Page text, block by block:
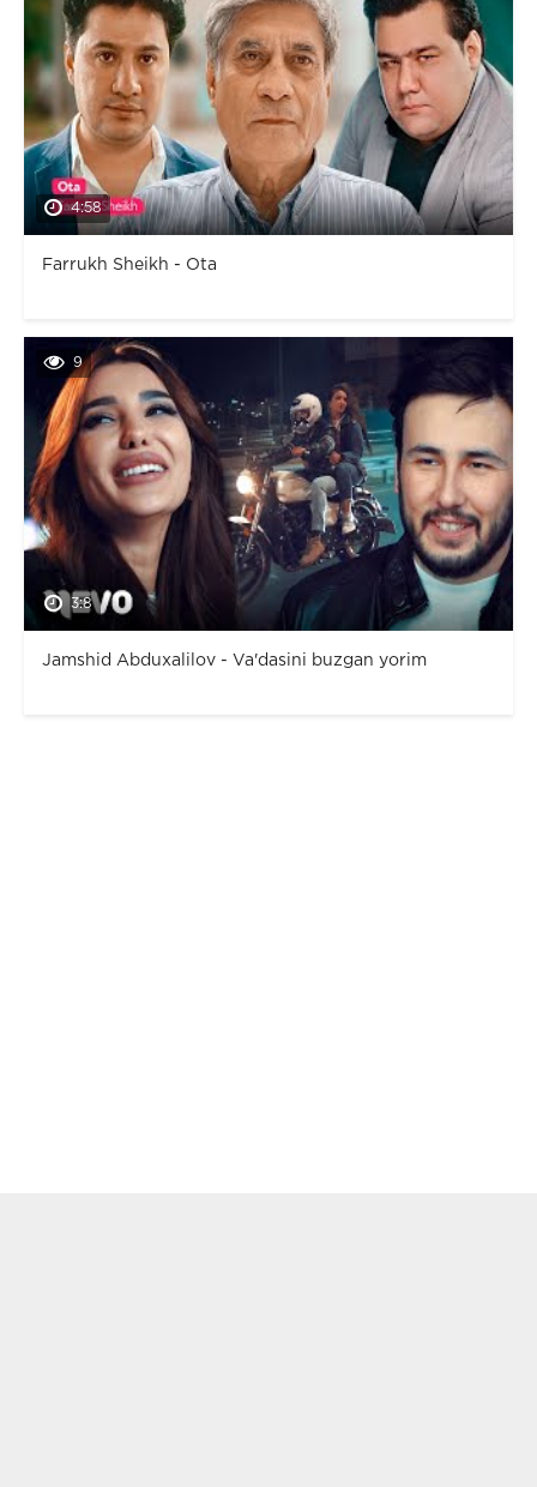
4:58
Farrukh Sheikh - Ota
9
3:8
Jamshid Abduxalilov - Va'dasini buzgan yorim